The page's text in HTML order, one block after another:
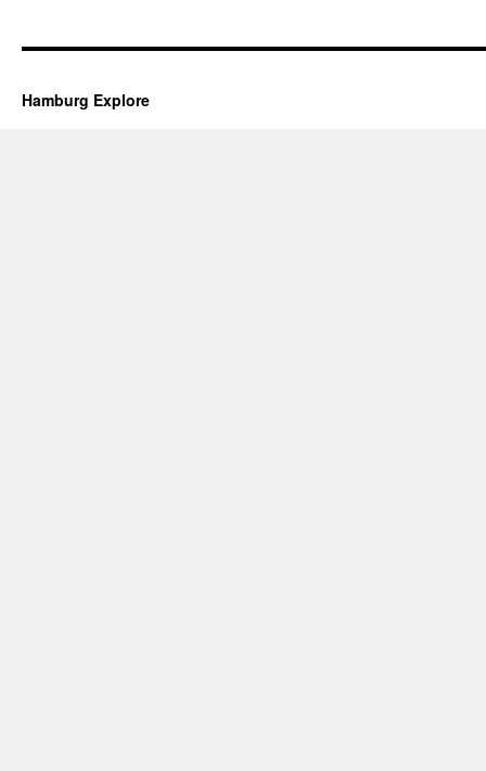
Hamburg Explore